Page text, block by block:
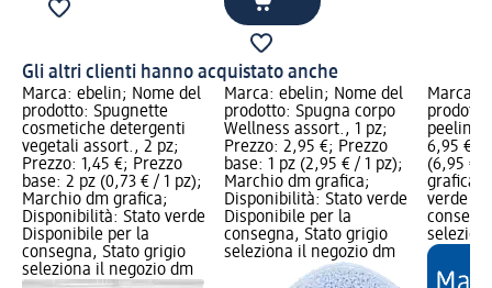
Gli altri clienti hanno acquistato anche
Marca: ebelin; Nome del
prodotto: Spugnette
cosmetiche detergenti
vegetali assort., 2 pz;
Prezzo: 1,45 €; Prezzo
base: 2 pz (0,73 € / 1 pz);
Marchio dm grafica;
Disponibilità: Stato verde
Disponibile per la
consegna, Stato grigio
seleziona il negozio dm
Marca: ebelin; Nome del
prodotto: Spugna corpo
Wellness assort., 1 pz;
Prezzo: 2,95 €; Prezzo
base: 1 pz (2,95 € / 1 pz);
Marchio dm grafica;
Disponibilità: Stato verde
Disponibile per la
consegna, Stato grigio
seleziona il negozio dm
Marca:
peeling,
6,95 €;
(6,95 € /
grafica;
verde